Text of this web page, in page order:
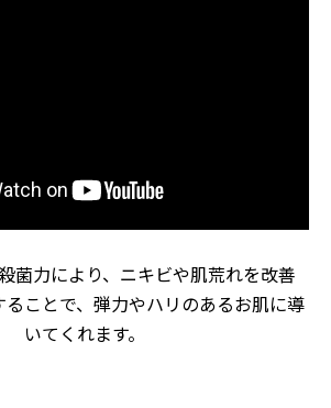
菌力により、ニキビや肌荒れを改善
ることで、弾力やハリのあるお肌に導
いてくれます。